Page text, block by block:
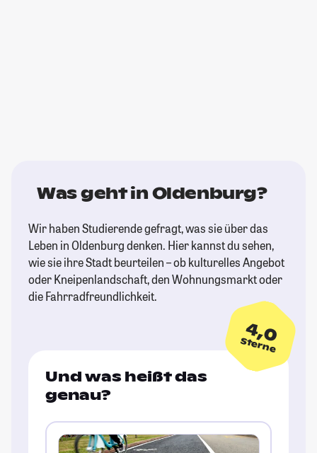
Was geht in Oldenburg?
Wir haben Studierende gefragt, was sie über das
Leben in Oldenburg denken. Hier kannst du sehen,
wie sie ihre Stadt beurteilen – ob kulturelles Angebot
oder Kneipenlandschaft, den Wohnungsmarkt oder
die Fahrradfreundlichkeit.
4,0
Sterne
Und was heißt das
genau?